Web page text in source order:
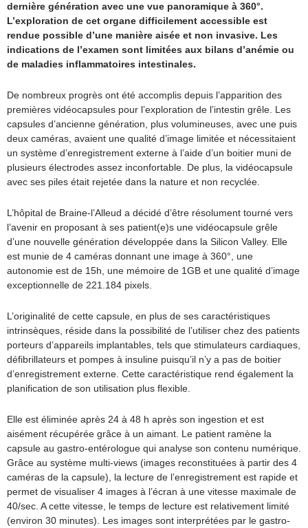
dernière génération avec une vue panoramique à 360°.
L’exploration de cet organe difficilement accessible est
rendue possible d’une manière aisée et non invasive. Les
indications de l’examen sont limitées aux bilans d’anémie ou
de maladies inflammatoires intestinales.
De nombreux progrès ont été accomplis depuis l’apparition des
premières vidéocapsules pour l’exploration de l’intestin grêle. Les
capsules d’ancienne génération, plus volumineuses, avec une puis
deux caméras, avaient une qualité d’image limitée et nécessitaient
un système d’enregistrement externe à l’aide d’un boitier muni de
plusieurs électrodes assez inconfortable. De plus, la vidéocapsule
avec ses piles était rejetée dans la nature et non recyclée.
L’hôpital de Braine-l’Alleud a décidé d’être résolument tourné vers
l’avenir en proposant à ses patient(e)s une vidéocapsule grêle
d’une nouvelle génération développée dans la Silicon Valley. Elle
est munie de 4 caméras donnant une image à 360°, une
autonomie est de 15h, une mémoire de 1GB et une qualité d’image
exceptionnelle de 221.184 pixels.
L’originalité de cette capsule, en plus de ses caractéristiques
intrinsèques, réside dans la possibilité de l’utiliser chez des patients
porteurs d’appareils implantables, tels que stimulateurs cardiaques,
défibrillateurs et pompes à insuline puisqu’il n’y a pas de boitier
d’enregistrement externe. Cette caractéristique rend également la
planification de son utilisation plus flexible.
Elle est éliminée après 24 à 48 h après son ingestion et est
aisément récupérée grâce à un aimant. Le patient ramène la
capsule au gastro-entérologue qui analyse son contenu numérique.
Grâce au système multi-views (images reconstituées à partir des 4
caméras de la capsule), la lecture de l’enregistrement est rapide et
permet de visualiser 4 images à l’écran à une vitesse maximale de
40/sec. A cette vitesse, le temps de lecture est relativement limité
(environ 30 minutes). Les images sont interprétées par le gastro-